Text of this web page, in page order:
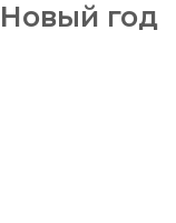
Новый год